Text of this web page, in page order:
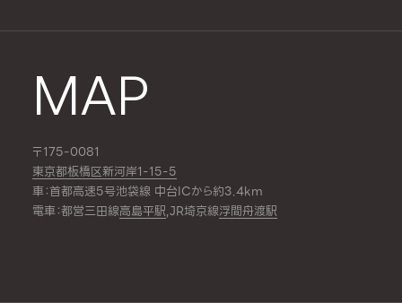
MAP
〒175-0081
東京都板橋区新河岸1-15-5
車：首都高速5号池袋線 中台ICから約3.4km
電車：都営三田線高島平駅,JR埼京線浮間舟渡駅